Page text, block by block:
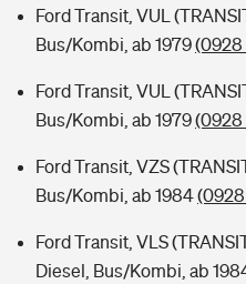
Ford Transit, VUL
Bus/Kombi, ab 1979(0928
Ford Transit, VUL
Bus/Kombi, ab 1979(0928
Ford Transit, VZS
Bus/Kombi, ab 1984
Ford Transit, VLS
Diesel, Bus/Kombi, ab